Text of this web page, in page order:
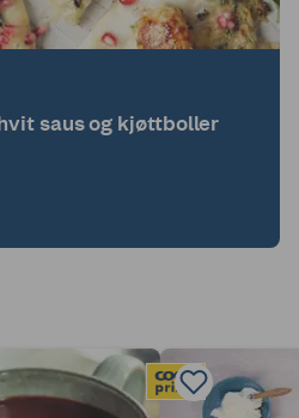
saus og kjøttboller